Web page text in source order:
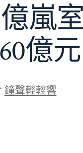
嵐
億元
鐘聲輕輕響